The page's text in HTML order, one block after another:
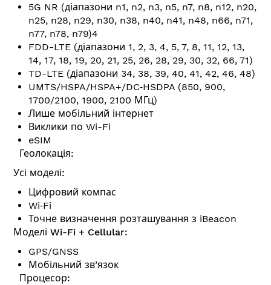
5G NR (діапазони n1, n2, n3, n5, n7, n8, n12, n20,
n25, n28, n29, n30, n38, n40, n41, n48, n66, n71,
n77, n78, n79)4
FDD-LTE (діапазони 1, 2, 3, 4, 5, 7, 8, 11, 12, 13,
14, 17, 18, 19, 20, 21, 25, 26, 28, 29, 30, 32, 66, 71)
TD-LTE (діапазони 34, 38, 39, 40, 41, 42, 46, 48)
UMTS/HSPA/HSPA+/DC‑HSDPA (850, 900,
1700/2100, 1900, 2100 МГц)
Лише мобільний інтернет
Виклики по Wi-Fi
eSIM
Геолокація:
Усі моделі:
Цифровий компас
Wi‑Fi
Точне визначення розта­шу­вання з iBeacon
Моделі Wi-Fi + Cellular:
GPS/GNSS
Мобільний зв’язок
Процесор: